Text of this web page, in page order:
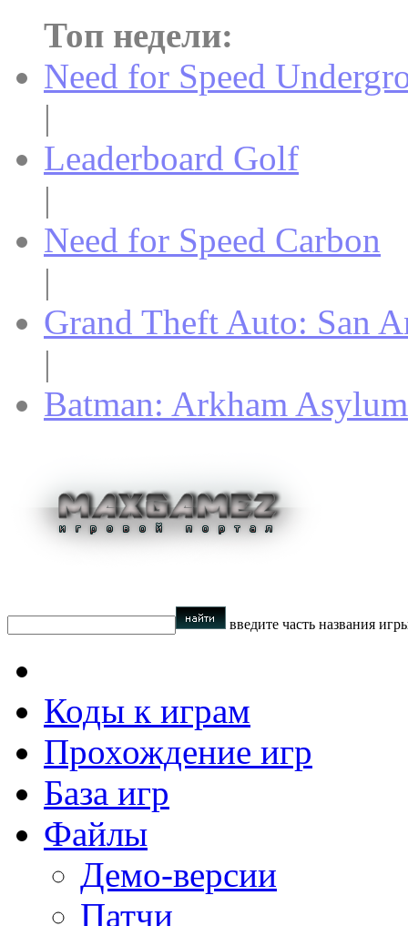
Топ недели:
Need for Speed
|
Leaderboard Golf
|
Need for Speed Carbon
|
Grand Theft Auto: San
|
Batman: Arkham Asylum
введите часть названия
Коды к играм
Прохождение игр
База игр
Файлы
Демо-версии
Патчи